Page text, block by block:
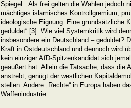
Spiegel: „Als frei gelten die Wahlen jedoch
mächtiges islamisches Kontrollgremium,
ideologische Eignung. Eine grundsätzliche
geduldet“ [3]. Wie viel Systemkritik wird
insbesondere ein Deutschland – geduldet?
Kraft in Ostdeutschland und dennoch wird
kein einziger AfD-Spitzenkandidat sich
geäußert hat. Allein die Tatsache, dass die
anstrebt, genügt der westlichen
stellen. Andere „Rechte“ in Europa haben
Waffenindustrie.